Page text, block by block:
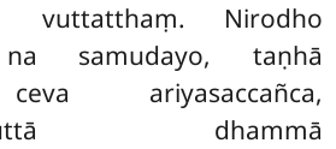
vuttatthaṃ. Nirodho
na samudayo, taṇhā
ariyasaccañca,
dhammā